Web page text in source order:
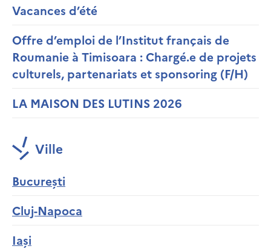
Vacances d’été
Offre d’emploi de l’Institut français de
Roumanie à Timisoara : Chargé.e de projets
culturels, partenariats et sponsoring (F/H)
LA MAISON DES LUTINS 2026
Ville
București
Cluj-Napoca
Iași